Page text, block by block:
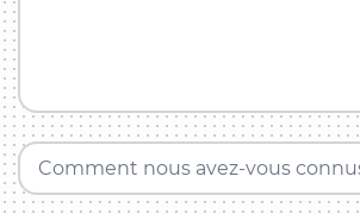
Comment nous avez-vous